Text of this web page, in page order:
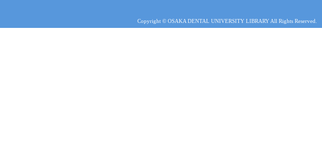
Copyright © OSAKA DENTAL UNIVERSITY LIBRARY All Rights Reserved.